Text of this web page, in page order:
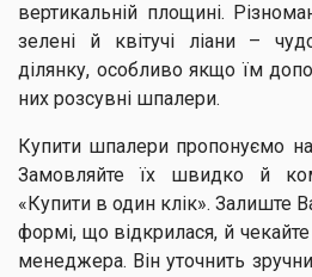
вертикальній площині.
зелені й квітучі ліани –
ділянку, особливо якщо їм
них розсувні шпалери.
Купити шпалери пропонуємо на
Замовляйте їх швидко й
«Купити в один клік». Залиште
формі, що відкрилася, й
менеджера. Він уточнить